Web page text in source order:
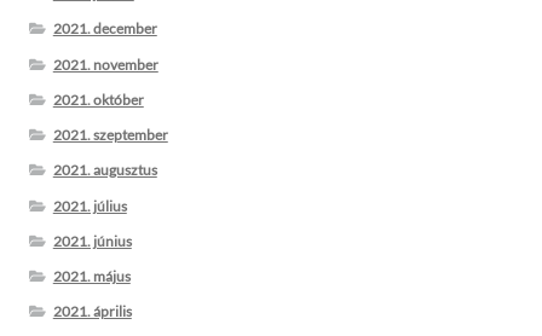
2021. december
2021. november
2021. október
2021. szeptember
2021. augusztus
2021. július
2021. június
2021. május
2021. április